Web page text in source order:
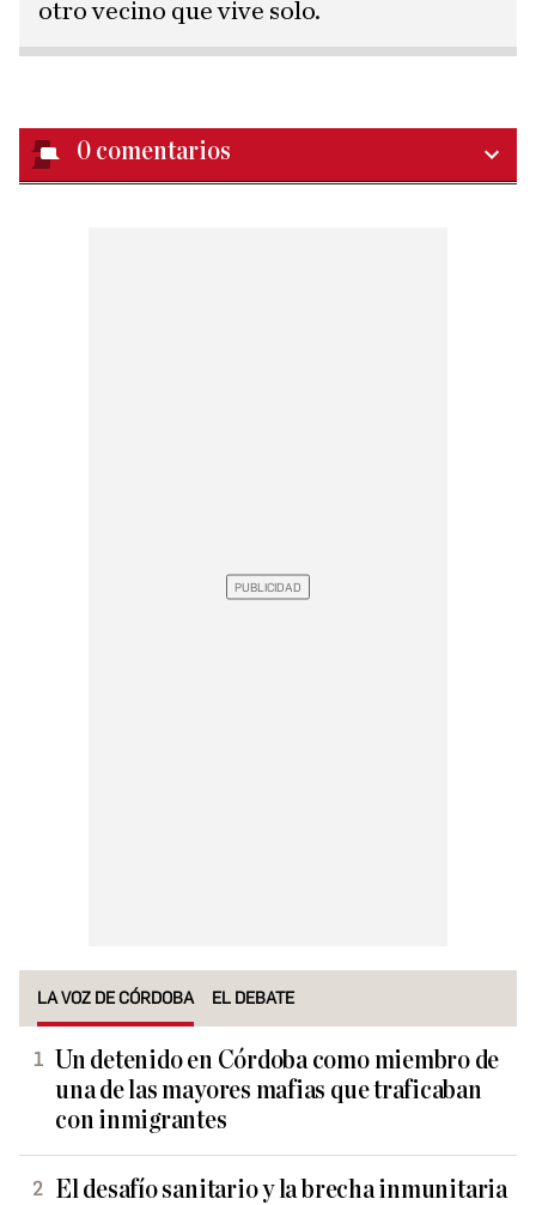
otro vecino que vive solo.
0 comentarios
LA VOZ DE CÓRDOBA EL DEBATE
Un detenido en Córdoba como miembro de
una de las mayores mafias que traficaban
con inmigrantes
El desafío sanitario y la brecha inmunitaria